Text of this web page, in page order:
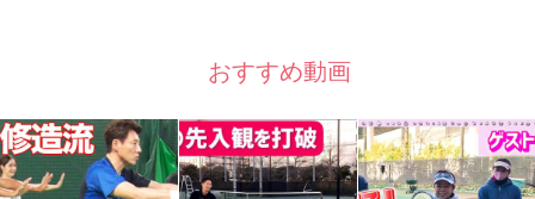
おすすめ動画